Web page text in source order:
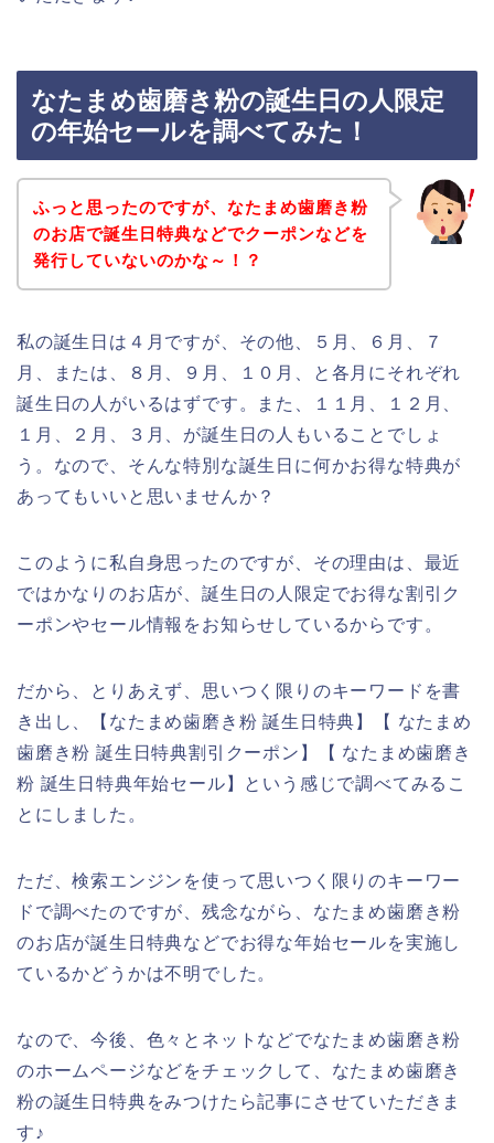
なたまめ歯磨き粉の誕生日の人限定
の年始セールを調べてみた！
ふっと思ったのですが、なたまめ歯磨き粉
のお店で誕生日特典などでクーポンなどを
発行していないのかな～！？
私の誕生日は４月ですが、その他、５月、６月、７
月、または、８月、９月、１０月、と各月にそれぞれ
誕生日の人がいるはずです。また、１１月、１２月、
１月、２月、３月、が誕生日の人もいることでしょ
う。なので、そんな特別な誕生日に何かお得な特典が
あってもいいと思いませんか？
このように私自身思ったのですが、その理由は、最近
ではかなりのお店が、誕生日の人限定でお得な割引ク
ーポンやセール情報をお知らせしているからです。
だから、とりあえず、思いつく限りのキーワードを書
き出し、【なたまめ歯磨き粉 誕生日特典】【 なたまめ
歯磨き粉 誕生日特典割引クーポン】【 なたまめ歯磨き
粉 誕生日特典年始セール】という感じで調べてみるこ
とにしました。
ただ、検索エンジンを使って思いつく限りのキーワー
ドで調べたのですが、残念ながら、なたまめ歯磨き粉
のお店が誕生日特典などでお得な年始セールを実施し
ているかどうかは不明でした。
なので、今後、色々とネットなどでなたまめ歯磨き粉
のホームページなどをチェックして、なたまめ歯磨き
粉の誕生日特典をみつけたら記事にさせていただきま
す♪